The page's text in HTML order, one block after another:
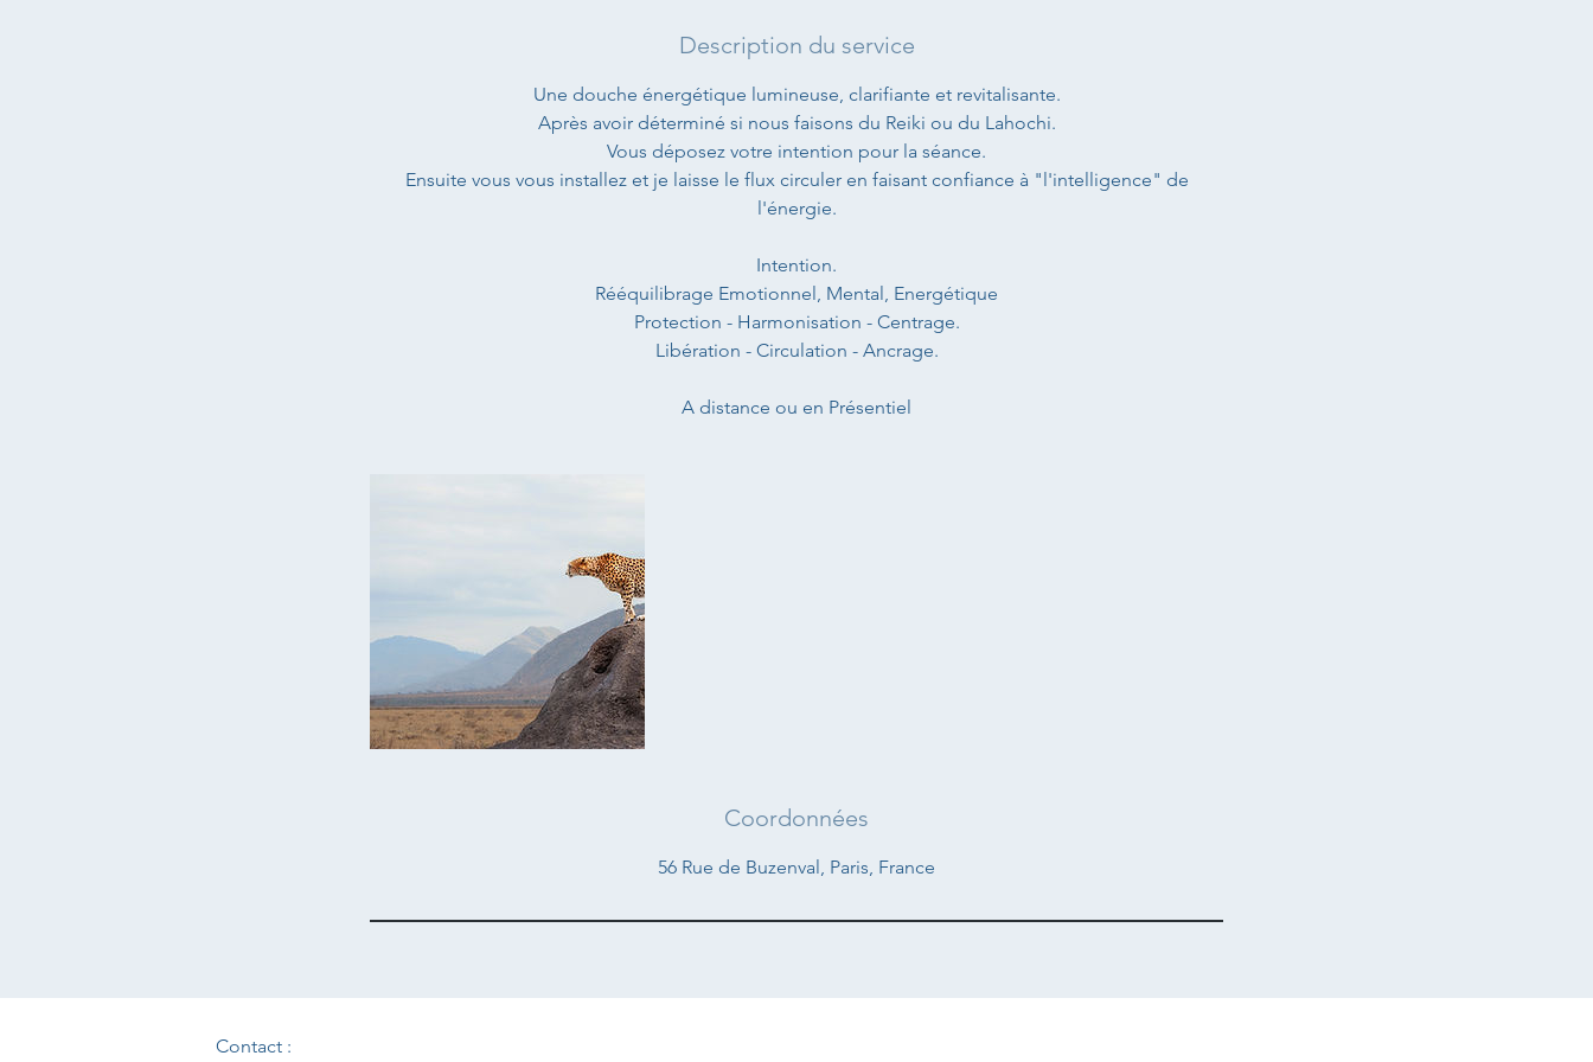
Description du service
Une douche énergétique lumineuse, clarifiante et revitalisante.
Après avoir déterminé si nous faisons du Reiki ou du Lahochi.
Vous déposez votre intention pour la séance.
Ensuite vous vous installez et je laisse le flux circuler en faisant confiance à "l'intelligence" de
l'énergie.
Intention.
Rééquilibrage Emotionnel, Mental, Energétique
Protection - Harmonisation - Centrage.
Libération - Circulation - Ancrage.
A distance ou en Présentiel
Coordonnées
56 Rue de Buzenval, Paris, France
Contact :